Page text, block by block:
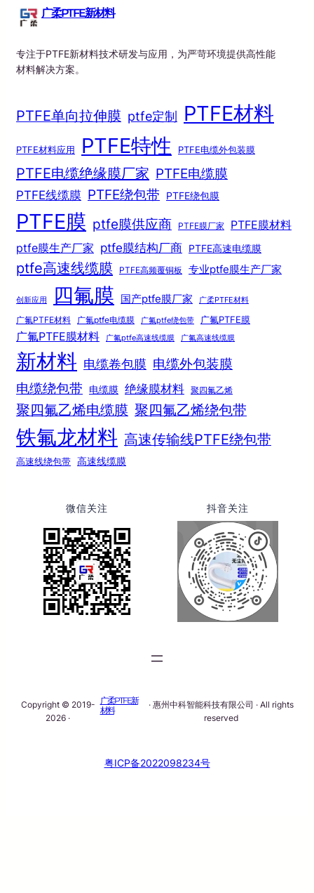
广柔PTFE新材料
专注于PTFE新材料技术研发与应用，为严苛环境提供高性能
材料解决方案。
PTFE单向拉伸膜 ptfe定制 PTFE材料
PTFE材料应用 PTFE特性 PTFE电缆外包装膜
PTFE电缆绝缘膜厂家 PTFE电缆膜
PTFE线缆膜 PTFE绕包带 PTFE绕包膜
PTFE膜 ptfe膜供应商 PTFE膜厂家 PTFE膜材料
ptfe膜生产厂家 ptfe膜结构厂商 PTFE高速电缆膜
ptfe高速线缆膜 PTFE高频覆铜板 专业ptfe膜生产厂家
创新应用 四氟膜 国产ptfe膜厂家 广柔PTFE材料
广氟PTFE材料 广氟ptfe电缆膜 广氟ptfe绕包带 广氟PTFE膜
广氟PTFE膜材料 广氟ptfe高速线缆膜 广氟高速线缆膜
新材料 电缆卷包膜 电缆外包装膜
电缆绕包带 电缆膜 绝缘膜材料 聚四氟乙烯
聚四氟乙烯电缆膜 聚四氟乙烯绕包带
铁氟龙材料 高速传输线PTFE绕包带
高速线绕包带 高速线缆膜
微信关注 抖音关注
Copyright © 2019-
2026 ·
广柔PTFE新
材料
· 惠州中科智能科技有限公司 · All rights
reserved
粤ICP备2022098234号